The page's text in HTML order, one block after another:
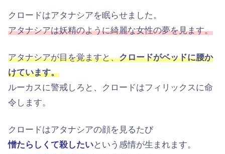
クロードはアタナシアを眠らせました。
アタナシアは妖精のように綺麗な女性の夢を見ます。
アタナシアが目を覚ますと、クロードがベッドに腰か
けています。
ルーカスに警戒しろと、クロードはフィリックスに命
令します。
クロードはアタナシアの顔を見るたび
憎たらしくて殺したいという感情が生まれます。